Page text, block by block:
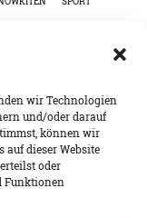
wir Technologien
und/oder darauf
können wir
auf dieser Website
oder
Funktionen